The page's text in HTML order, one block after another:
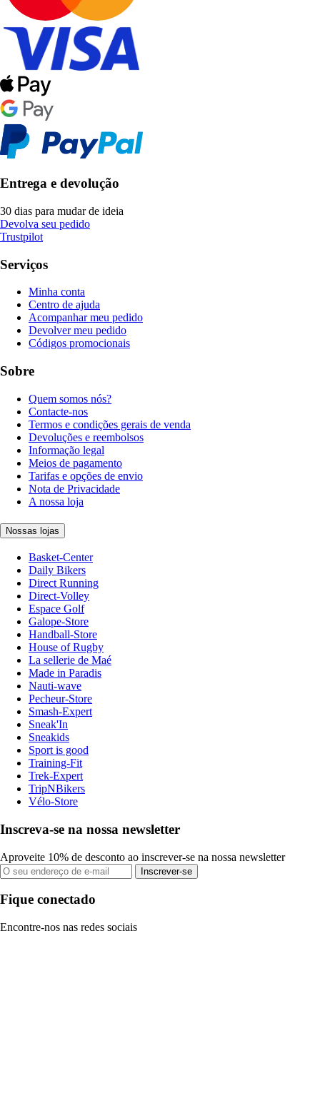
Entrega e devolução
30 dias para mudar de ideia
Devolva seu pedido
Trustpilot
Serviços
Minha conta
Centro de ajuda
Acompanhar meu pedido
Devolver meu pedido
Códigos promocionais
Sobre
Quem somos nós?
Contacte-nos
Termos e condições gerais de venda
Devoluções e reembolsos
Informação legal
Meios de pagamento
Tarifas e opções de envio
Nota de Privacidade
A nossa loja
Nossas lojas
Basket-Center
Daily Bikers
Direct Running
Direct-Volley
Espace Golf
Galope-Store
Handball-Store
House of Rugby
La sellerie de Maé
Made in Paradis
Nauti-wave
Pecheur-Store
Smash-Expert
Sneak'In
Sneakids
Sport is good
Training-Fit
Trek-Expert
TripNBikers
Vélo-Store
Inscreva-se na nossa newsletter
Aproveite 10% de desconto ao inscrever-se na nossa newsletter
Inscrever-se
Fique conectado
Encontre-nos nas redes sociais